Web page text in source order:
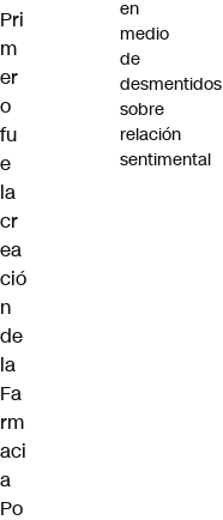
Pri
m
er
o
fu
e
la
cr
ea
ció
n
de
la
Fa
rm
aci
a
Po
en
medio
de
desmentidos
sobre
relación
sentimental